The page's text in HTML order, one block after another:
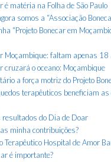
é matéria na Folha de São Paulo
somos a “Associação
“Projeto Bonecar em
Moçambique: faltam apenas
cruzará o oceano: Moçambique
a força motriz do Projeto
terapêuticos beneficiam
resultados do Dia de Doar
minha contribuições?
Terapêutico Hospital de Amor
é importante?